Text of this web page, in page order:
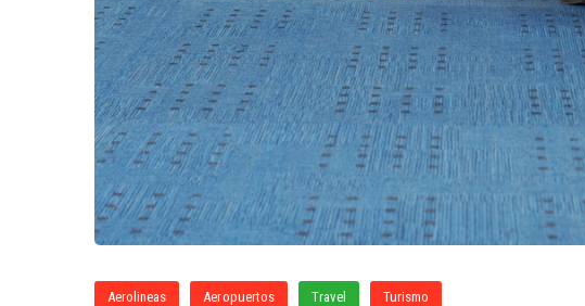
Aerolineas Aeropuertos Travel Turismo